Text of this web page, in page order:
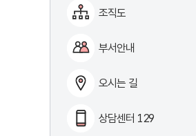
조직도
부서안내
오시는 길
상담센터 129